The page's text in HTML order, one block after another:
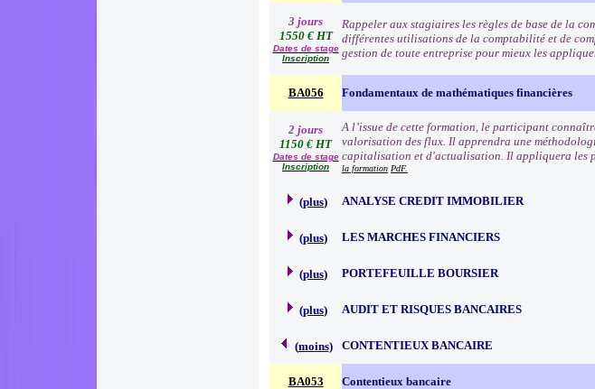
3 jours
1550 € HT
Dates de stage
Inscription
Rappeler aux stagiaires les règles de base de la
différentes utilisations de la comptabilité et de
gestion de toute entreprise pour mieux les
BA056 Fondamentaux de mathématiques financières
2 jours
1150 € HT
Dates de stage
Inscription
A l’issue de cette formation, le participant
valorisation des flux. Il apprendra une
capitalisation et d'actualisation. Il appliquera les
la formation PdF.
(plus) ANALYSE CREDIT IMMOBILIER
(plus) LES MARCHES FINANCIERS
(plus) PORTEFEUILLE BOURSIER
(plus) AUDIT ET RISQUES BANCAIRES
(moins) CONTENTIEUX BANCAIRE
BA053 Contentieux bancaire